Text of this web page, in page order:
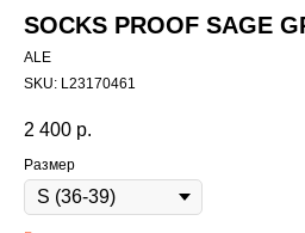
SOCKS PROOF SAGE
ALE
SKU: L23170461
2 400 р.
Размер